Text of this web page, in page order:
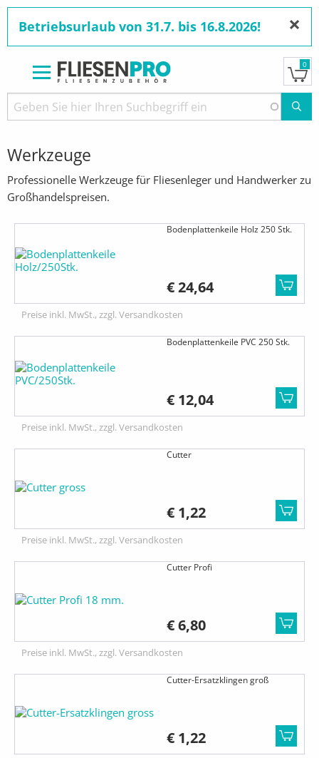
zum
Inhalt
Betriebsurlaub von 31.7. bis 16.8.2026! ×
0
Pfadnavigation
STARTSEITE PRODUKTE AKTUELL:
WERKZEUGE
Werkzeuge
Professionelle Werkzeuge für Fliesenleger und Handwerker zu
Großhandelspreisen.
Bodenplattenkeile Holz 250 Stk.
€ 24,64
Preise inkl. MwSt., zzgl. Versandkosten
Bodenplattenkeile PVC 250 Stk.
€ 12,04
Preise inkl. MwSt., zzgl. Versandkosten
Cutter
€ 1,22
Preise inkl. MwSt., zzgl. Versandkosten
Cutter Profi
€ 6,80
Preise inkl. MwSt., zzgl. Versandkosten
Cutter-Ersatzklingen groß
€ 1,22